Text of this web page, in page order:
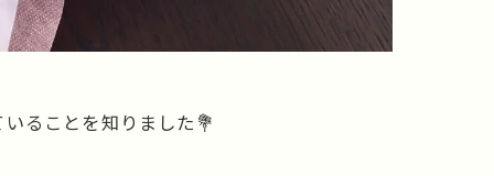
ることを知りました💐